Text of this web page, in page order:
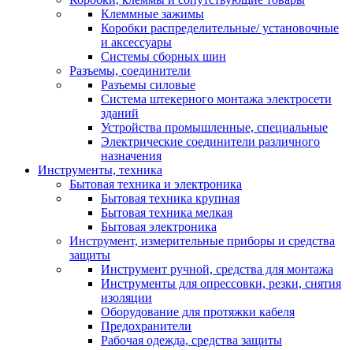
Клеммные зажимы
Коробки распределительные/ установочные
и аксессуары
Системы сборных шин
Разъемы, соединители
Разъемы силовые
Система штекерного монтажа электросети
зданий
Устройства промышленные, специальные
Электрические соединители различного
назначения
Инструменты, техника
Бытовая техника и электроника
Бытовая техника крупная
Бытовая техника мелкая
Бытовая электроника
Инструмент, измерительные приборы и средства
защиты
Инструмент ручной, средства для монтажа
Инструменты для опрессовки, резки, снятия
изоляции
Оборудование для протяжки кабеля
Предохранители
Рабочая одежда, средства защиты